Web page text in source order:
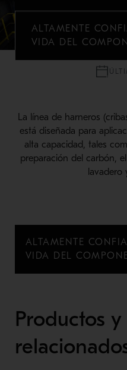
ALTAMENTE
VIDA DEL
La línea de harneros
está diseñada para
alta capacidad, tales
preparación del carbón,
lavadero
ALTAMENTE
VIDA DEL
Productos